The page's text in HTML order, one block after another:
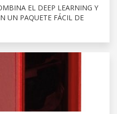
EL DEEP LEARNING Y
UN PAQUETE FÁCIL DE